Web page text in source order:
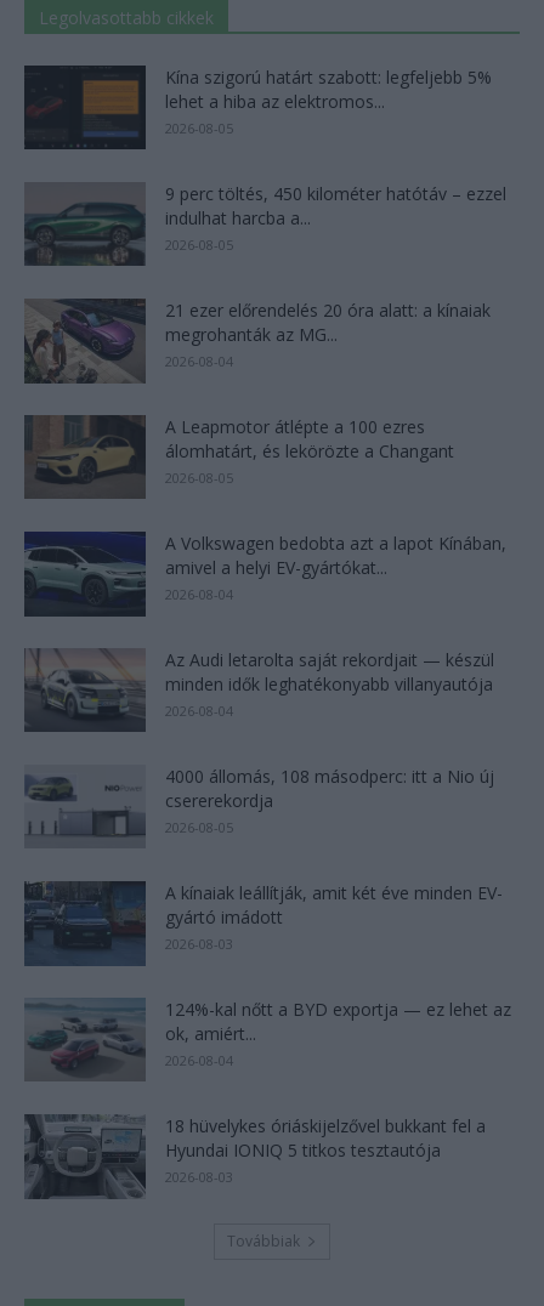
Legolvasottabb cikkek
Kína szigorú határt szabott: legfeljebb 5%
lehet a hiba az elektromos...
2026-08-05
9 perc töltés, 450 kilométer hatótáv – ezzel
indulhat harcba a...
2026-08-05
21 ezer előrendelés 20 óra alatt: a kínaiak
megrohanták az MG...
2026-08-04
A Leapmotor átlépte a 100 ezres
álomhatárt, és lekörözte a Changant
2026-08-05
A Volkswagen bedobta azt a lapot Kínában,
amivel a helyi EV-gyártókat...
2026-08-04
Az Audi letarolta saját rekordjait — készül
minden idők leghatékonyabb villanyautója
2026-08-04
4000 állomás, 108 másodperc: itt a Nio új
csererekordja
2026-08-05
A kínaiak leállítják, amit két éve minden EV-
gyártó imádott
2026-08-03
124%-kal nőtt a BYD exportja — ez lehet az
ok, amiért...
2026-08-04
18 hüvelykes óriáskijelzővel bukkant fel a
Hyundai IONIQ 5 titkos tesztautója
2026-08-03
Továbbiak